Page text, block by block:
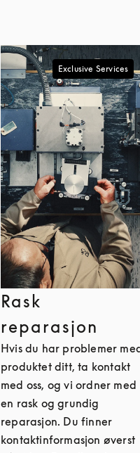
Exclusive Services
Rask
reparasjon
Hvis du har problemer
produktet ditt, ta kontakt
med oss, og vi ordner med
en rask og grundig
reparasjon. Du finner
kontaktinformasjon øverst